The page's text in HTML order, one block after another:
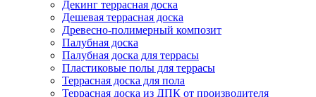
Декинг террасная доска
Дешевая террасная доска
Древесно-полимерный композит
Палубная доска
Палубная доска для террасы
Пластиковые полы для террасы
Террасная доска для пола
Террасная доска из ДПК от производителя